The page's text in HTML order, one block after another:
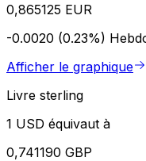
0,865125 EUR
-0.0020 (0.23%)
Afficher le graphique
Livre sterling
1 USD équivaut à
0,741190 GBP